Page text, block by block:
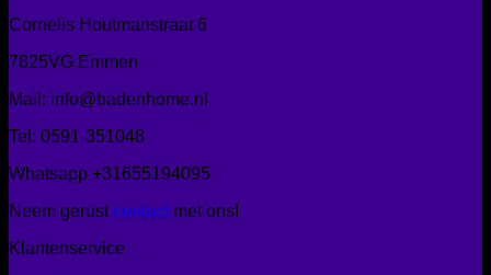
Cornelis Houtmanstraat 6
7825VG Emmen
Mail: info@badenhome.nl
Tel: 0591-351048
Whatsapp +31655194095
Neem gerustcontact met ons!
Klantenservice